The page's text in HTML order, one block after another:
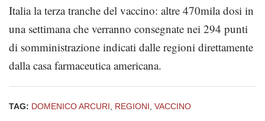
Italia la terza tranche del vaccino: altre 470mila dosi in
una settimana che verranno consegnate nei 294 punti
di somministrazione indicati dalle regioni direttamente
dalla casa farmaceutica americana.
TAG: DOMENICO ARCURI REGIONI VACCINO